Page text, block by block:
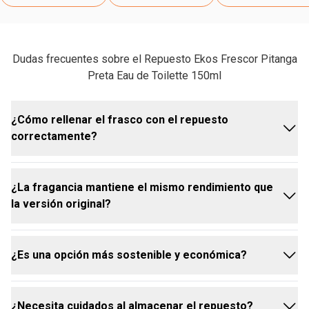
Dudas frecuentes sobre el Repuesto Ekos Frescor Pitanga
Preta Eau de Toilette 150ml
¿Cómo rellenar el frasco con el repuesto
correctamente?
Rellenar tu envase Natura Ekos Pitanga Negra es
muy sencillo:
¿La fragancia mantiene el mismo rendimiento que
la versión original?
Sí, la fragancia de nuestros repuestos de EDT
¿Es una opción más sostenible y económica?
¿Necesita cuidados al almacenar el repuesto?